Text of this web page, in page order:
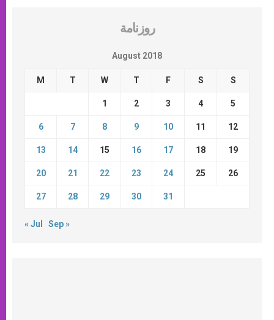
روزنامة
August 2018
M T W T F S S
1 2 3 4 5
6 7 8 9 10 11 12
13 14 15 16 17 18 19
20 21 22 23 24 25 26
27 28 29 30 31
« Jul Sep »